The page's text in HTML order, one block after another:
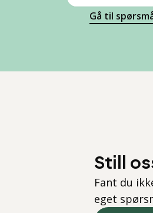
Gå til
Still
Fant du
eget